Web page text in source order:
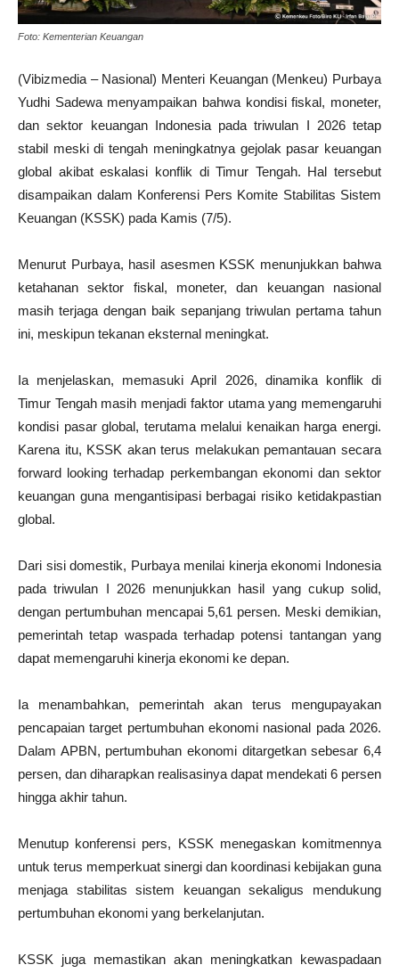
Foto: Kementerian Keuangan
(Vibizmedia – Nasional) Menteri Keuangan (Menkeu) Purbaya
Yudhi Sadewa menyampaikan bahwa kondisi fiskal, moneter,
dan sektor keuangan Indonesia pada triwulan I 2026 tetap
stabil meski di tengah meningkatnya gejolak pasar keuangan
global akibat eskalasi konflik di Timur Tengah. Hal tersebut
disampaikan dalam Konferensi Pers Komite Stabilitas Sistem
Keuangan (KSSK) pada Kamis (7/5).
Menurut Purbaya, hasil asesmen KSSK menunjukkan bahwa
ketahanan sektor fiskal, moneter, dan keuangan nasional
masih terjaga dengan baik sepanjang triwulan pertama tahun
ini, meskipun tekanan eksternal meningkat.
Ia menjelaskan, memasuki April 2026, dinamika konflik di
Timur Tengah masih menjadi faktor utama yang memengaruhi
kondisi pasar global, terutama melalui kenaikan harga energi.
Karena itu, KSSK akan terus melakukan pemantauan secara
forward looking terhadap perkembangan ekonomi dan sektor
keuangan guna mengantisipasi berbagai risiko ketidakpastian
global.
Dari sisi domestik, Purbaya menilai kinerja ekonomi Indonesia
pada triwulan I 2026 menunjukkan hasil yang cukup solid,
dengan pertumbuhan mencapai 5,61 persen. Meski demikian,
pemerintah tetap waspada terhadap potensi tantangan yang
dapat memengaruhi kinerja ekonomi ke depan.
Ia menambahkan, pemerintah akan terus mengupayakan
pencapaian target pertumbuhan ekonomi nasional pada 2026.
Dalam APBN, pertumbuhan ekonomi ditargetkan sebesar 6,4
persen, dan diharapkan realisasinya dapat mendekati 6 persen
hingga akhir tahun.
Menutup konferensi pers, KSSK menegaskan komitmennya
untuk terus memperkuat sinergi dan koordinasi kebijakan guna
menjaga stabilitas sistem keuangan sekaligus mendukung
pertumbuhan ekonomi yang berkelanjutan.
KSSK juga memastikan akan meningkatkan kewaspadaan